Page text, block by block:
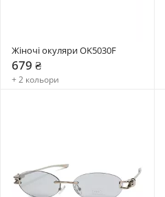
Жіночі окуляри OK5030F
679 ₴
+ 2 кольори